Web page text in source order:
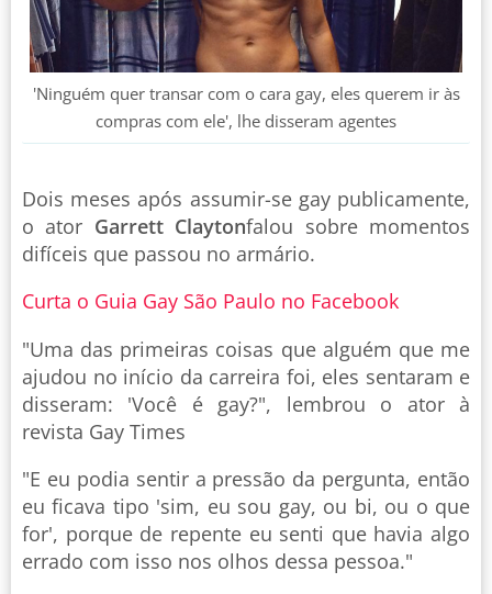
'Ninguém quer transar com o cara gay, eles querem ir às
compras com ele', lhe disseram agentes
Dois meses após assumir-se gay publicamente,
o ator Garrett Claytonfalou sobre momentos
difíceis que passou no armário.
Curta o Guia Gay São Paulo no Facebook
"Uma das primeiras coisas que alguém que me
ajudou no início da carreira foi, eles sentaram e
disseram: 'Você é gay?", lembrou o ator à
revista Gay Times
"E eu podia sentir a pressão da pergunta, então
eu ficava tipo 'sim, eu sou gay, ou bi, ou o que
for', porque de repente eu senti que havia algo
errado com isso nos olhos dessa pessoa."